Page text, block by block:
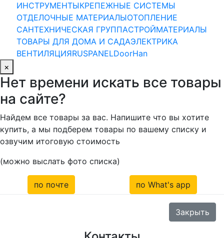
ИНСТРУМЕНТЫКРЕПЕЖНЫЕ СИСТЕМЫ
ОТДЕЛОЧНЫЕ МАТЕРИАЛЫОТОПЛЕНИЕ
САНТЕХНИЧЕСКАЯ ГРУППАСТРОЙМАТЕРИАЛЫ
ТОВАРЫ ДЛЯ ДОМА И САДАЭЛЕКТРИКА
ВЕНТИЛЯЦИЯRUSPANELDoorHan
×
Нет времени искать все товары
на сайте?
Найдем все товары за вас. Напишите что вы хотите
купить, а мы подберем товары по вашему списку и
озвучим итоговую стоимость
(можно выслать фото списка)
по почте по What's app
Закрыть